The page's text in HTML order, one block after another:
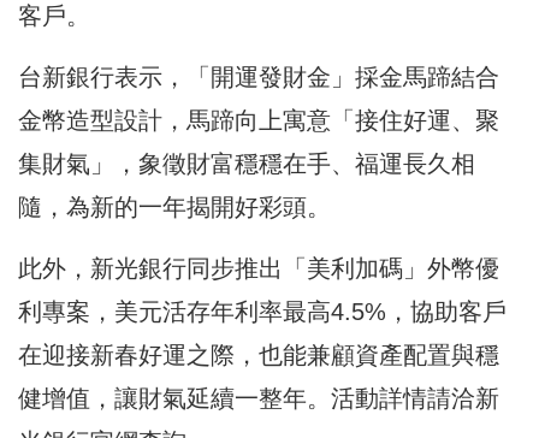
客戶。
台新銀行表示，「開運發財金」採金馬蹄結合
金幣造型設計，馬蹄向上寓意「接住好運、聚
集財氣」，象徵財富穩穩在手、福運長久相
隨，為新的一年揭開好彩頭。
此外，新光銀行同步推出「美利加碼」外幣優
利專案，美元活存年利率最高4.5%，協助客戶
在迎接新春好運之際，也能兼顧資產配置與穩
健增值，讓財氣延續一整年。活動詳情請洽新